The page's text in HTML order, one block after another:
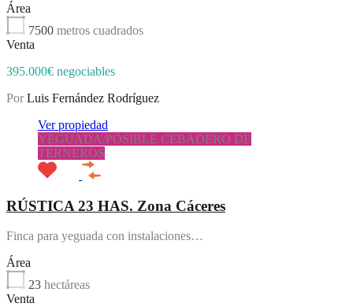
Área
7500 metros cuadrados
Venta
395.000€ negociables
Por Luis Fernández Rodríguez
Ver propiedad
YEGUADA/POSIBLE CEBADERO DE
TERNEROS
RÚSTICA 23 HAS. Zona Cáceres
Finca para yeguada con instalaciones…
Área
23 hectáreas
Venta